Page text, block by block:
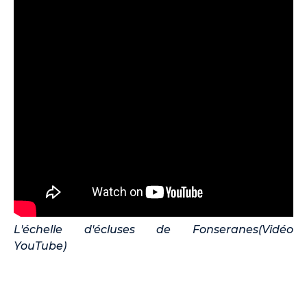
L'échelle d'écluses de Fonseranes(Vidéo
YouTube)